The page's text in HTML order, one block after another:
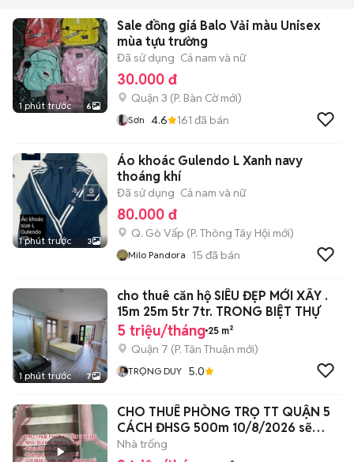
1 phút trước 6
Sale đồng giá Balo Vải màu Unisex
mùa tựu trường
Đã sử dụng Cả nam và nữ
30.000 đ
Quận 3 (P. Bàn Cờmới)
Sơn 4.6 161 đã bán
1 phút trước 3
Áo khoác Gulendo L Xanh navy
thoáng khí
Đã sử dụng Cả nam và nữ
80.000 đ
Q. Gò Vấp (P. Thông Tây Hội mới)
Milo Pandora 15 đã bán
1 phút trước 7
cho thuê căn hộ SIÊU ĐẸP MỚI XÂY .
15m 25m 5tr 7tr. TRONG BIỆT THỰ
5 triệu/tháng 25 m²
Quận 7 (P. Tân Thuận mới)
TRỌNG DUY 5.0
CHO THUÊ PHÒNG TRỌ TT QUẬN 5
CÁCH ĐHSG 500m 10/8/2026 sẽ
trống
Nhà trống